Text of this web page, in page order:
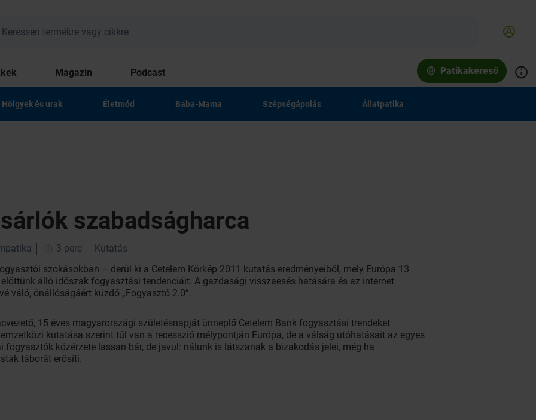
Magazin Podcast Patikakereső
Hölgyek és urak Életmód Baba-Mama Szépségápolás Állatpatika
szabadságharca
3 perc
Kutatás
szokásokban – derül ki a Cetelem Körkép 2011 kutatás eredményeiből, mely Európa 13
álló időszak fogyasztási tendenciáit. A gazdasági visszaesés hatására és az internet
váló, önállóságáért küzdő „Fogyasztó 2.0”.
15 éves magyarországi születésnapját ünneplő Cetelem Bank fogyasztási trendeket
kutatása szerint túl van a recesszió mélypontján Európa, de a válság utóhatásait az egyes
fogyasztók közérzete lassan bár, de javul: nálunk is látszanak a bizakodás jelei, még ha
táborát erősíti.